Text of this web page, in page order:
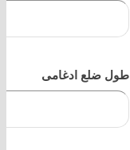
طول ضلع ادغامی